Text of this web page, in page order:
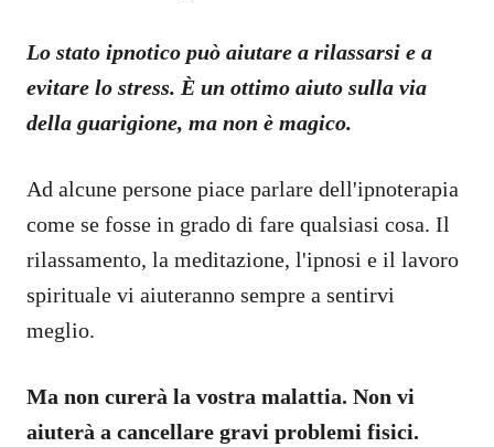
Lo stato ipnotico può aiutare a rilassarsi e a
evitare lo stress. È un ottimo aiuto sulla via
della guarigione, ma non è magico.
Ad alcune persone piace parlare dell'ipnoterapia
come se fosse in grado di fare qualsiasi cosa. Il
rilassamento, la meditazione, l'ipnosi e il lavoro
spirituale vi aiuteranno sempre a sentirvi
meglio.
Ma non curerà la vostra malattia. Non vi
aiuterà a cancellare gravi problemi fisici.